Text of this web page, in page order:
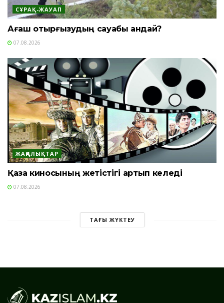
СҰРАҚ-ЖАУАП
Ағаш отырғызудың сауабы қандай?
07.08.2026
ЖАҢАЛЫҚТАР
Қазақ киносының жетістігі артып келеді
07.08.2026
ТАҒЫ ЖҮКТЕУ